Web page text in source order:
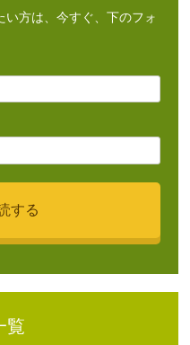
方は、今すぐ、下のフォ
覧